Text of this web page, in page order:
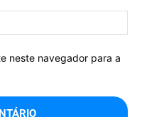
neste navegador para a